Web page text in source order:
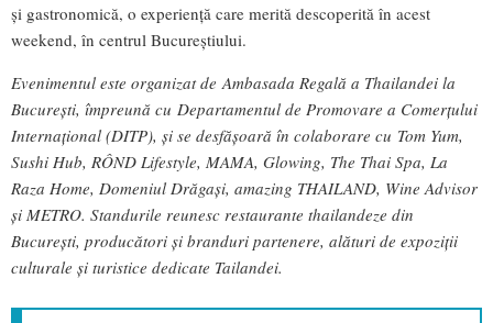
și gastronomică, o experiență care merită descoperită în acest
weekend, în centrul Bucureștiului.
Evenimentul este organizat de Ambasada Regală a Thailandei la
București, împreună cu Departamentul de Promovare a Comerțului
Internațional (DITP), și se desfășoară în colaborare cu Tom Yum,
Sushi Hub, RÔND Lifestyle, MAMA, Glowing, The Thai Spa, La
Raza Home, Domeniul Drăgași, amazing THAILAND, Wine Advisor
și METRO. Standurile reunesc restaurante thailandeze din
București, producători și branduri partenere, alături de expoziții
culturale și turistice dedicate Tailandei.